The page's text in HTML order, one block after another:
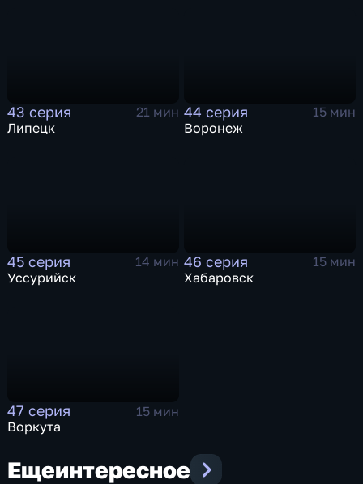
43 серия
21 мин
Липецк
44 серия
15 мин
Воронеж
45 серия
14 мин
Уссурийск
46 серия
15 мин
Хабаровск
47 серия
15 мин
Воркута
Ещеинтересное